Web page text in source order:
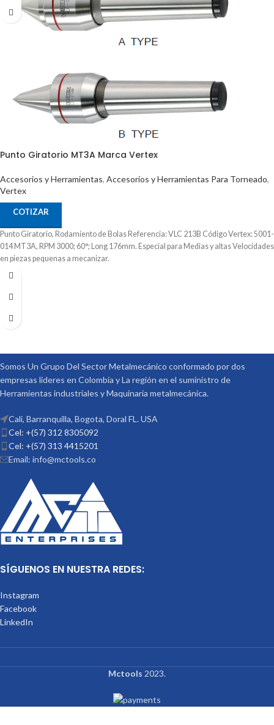
Punto Giratorio MT3A Marca Vertex
Accesorios y Herramientas, Accesorios y Herramientas Para Torneado,
Vertex
COTIZAR
Punto Giratorio, Rodamiento de Bolas Referencia: VLC 213B Código Vertex: 5001-
014 MT3A, RPM 3000; 60°; Long 176mm. Especial para Medias y altas Velocidades
en piezas pequenas a mecanizar.
Somos Un Grupo Del Sector Metalmecánico conformado por dos
empresas lideres en Colombia y La región en el suministro de
Herramientas industriales y Maquinaria metalmecánica.
Cali, Barranquilla, Bogota, Doral FL. USA
Cel: +(57) 312 8305092
Cel: +(57) 313 4415201
Email: info@mctools.co
SÍGUENOS EN NUESTRA REDES:
Instagram
Facebook
LinkedIn
Mctools 2023.